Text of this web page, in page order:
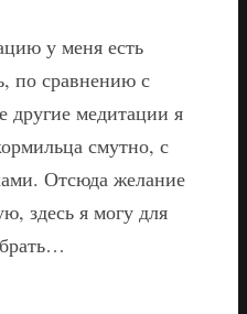
у меня есть
по сравнению с
другие медитации я
смутно, с
Отсюда желание
здесь я могу для